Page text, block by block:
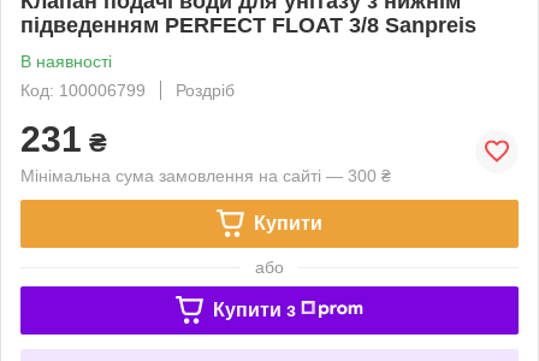
підведенням PERFECT FLOAT 3/8 Sanpreis
В наявності
Код: 100006799
Роздріб
231 ₴
Мінімальна сума замовлення на сайті — 300 ₴
Купити
або
Купити з